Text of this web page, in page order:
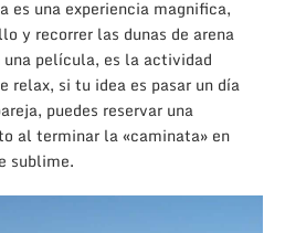
es una experiencia magnifica,
y recorrer las dunas de arena
película, es la actividad
relax, si tu idea es pasar un día
puedes reservar una
al terminar la «caminata» en
sublime.